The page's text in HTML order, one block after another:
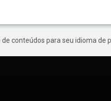
conteúdos para seu idioma